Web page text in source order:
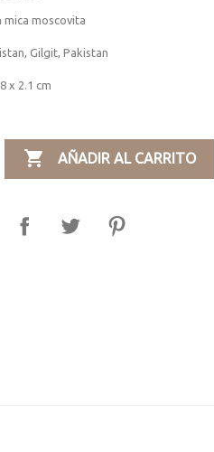
mica moscovita
Gilgit, Pakistan
x 2.1 cm
 AÑADIR AL CARRITO